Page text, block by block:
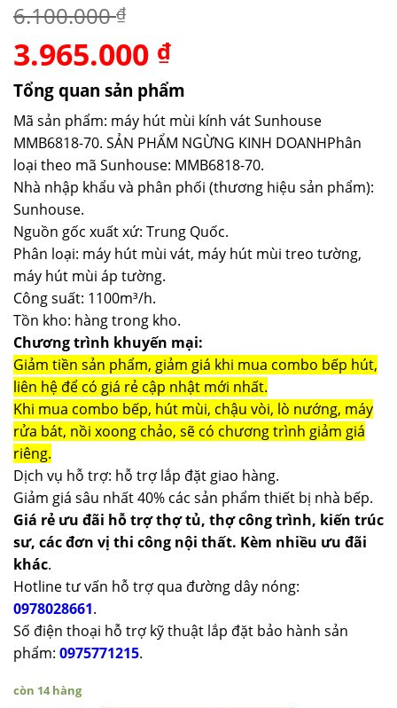
6.100.000₫
Giá
gốc
là:
6.100.000 ₫.
3.965.000 ₫Giá
tại
là:
3.965.000 ₫.
Tổng quan sản phẩm
Mã sản phẩm: máy hút mùi kính vát Sunhouse
MMB6818-70. SẢN PHẨM NGỪNG KINH DOANHPhân
loại theo mã Sunhouse: MMB6818-70.
Nhà nhập khẩu và phân phối (thương hiệu sản phẩm):
Sunhouse.
Nguồn gốc xuất xứ: Trung Quốc.
Phân loại: máy hút mùi vát, máy hút mùi treo tường,
máy hút mùi áp tường.
Công suất: 1100m³/h.
Tồn kho: hàng trong kho.
Chương trình khuyến mại:
Giảm tiền sản phẩm, giảm giá khi mua combo bếp hút,
liên hệ để có giá rẻ cập nhật mới nhất.
Khi mua combo bếp, hút mùi, chậu vòi, lò nướng, máy
rửa bát, nồi xoong chảo, sẽ có chương trình giảm giá
riêng.
Dịch vụ hỗ trợ: hỗ trợ lắp đặt giao hàng.
Giảm giá sâu nhất 40% các sản phẩm thiết bị nhà bếp.
Giá rẻ ưu đãi hỗ trợ thợ tủ, thợ công trình, kiến trúc
sư, các đơn vị thi công nội thất. Kèm nhiều ưu đãi
khác.
Hotline tư vấn hỗ trợ qua đường dây nóng:
0978028661.
Số điện thoại hỗ trợ kỹ thuật lắp đặt bảo hành sản
phẩm: 0975771215.
còn 14 hàng